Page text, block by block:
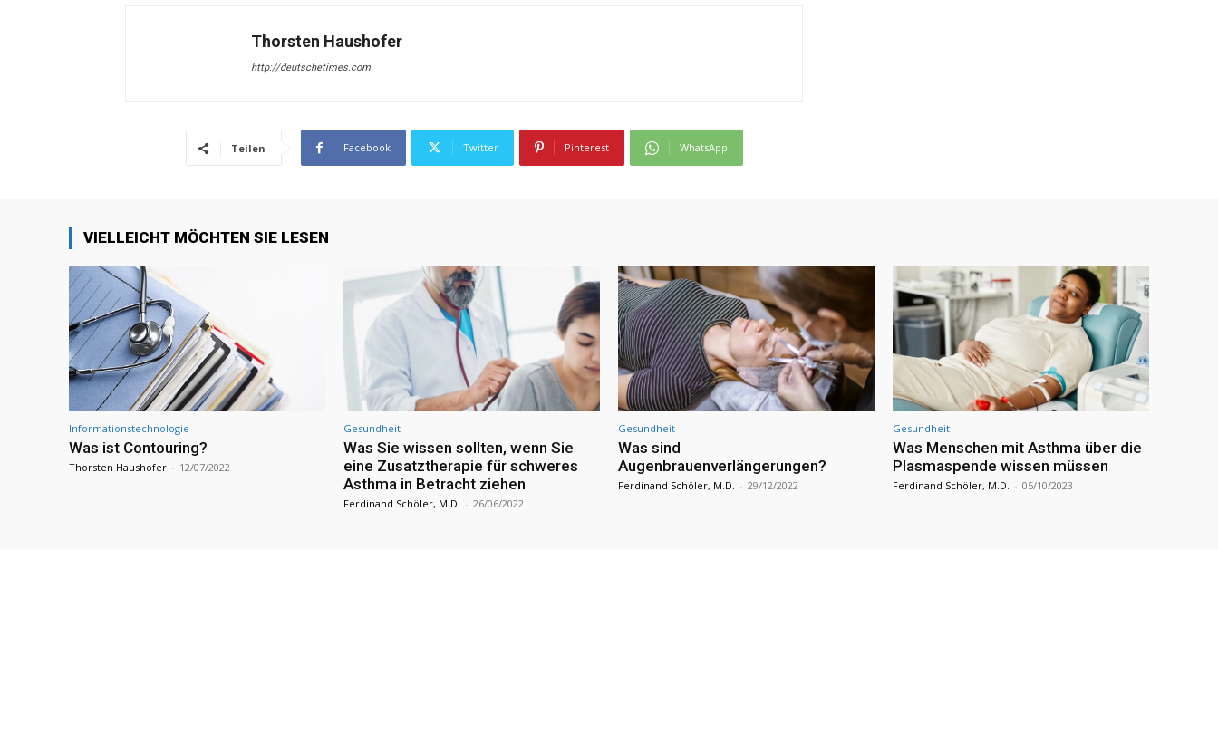
Thorsten Haushofer
http://deutschetimes.com
Teilen Facebook Twitter Pinterest WhatsApp
VIELLEICHT MÖCHTEN SIE LESEN
Informationstechnologie
Was ist Contouring?
Thorsten Haushofer - 12/07/2022
Gesundheit
Was Sie wissen sollten, wenn Sie
eine Zusatztherapie für schweres
Asthma in Betracht ziehen
Ferdinand Schöler, M.D. - 26/06/2022
Gesundheit
Was sind
Augenbrauenverlängerungen?
Ferdinand Schöler, M.D. - 29/12/2022
Gesundheit
Was Menschen mit Asthma über die
Plasmaspende wissen müssen
Ferdinand Schöler, M.D. - 05/10/2023